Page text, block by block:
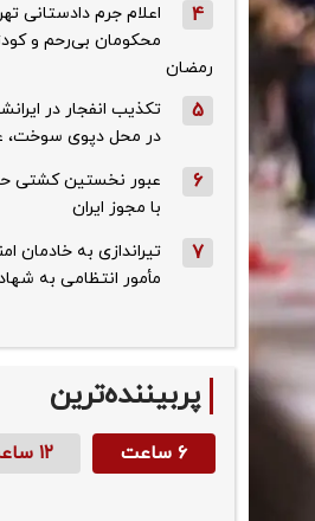
4
اعلام جرم دادستانی
رمضان
5
تکذیب ‌انفجار در
در محل دپوی سوخت،
6
عبور نخستین کشتی
با مجوز ایران
7
تیراندازی به خادمان
مأمور انتظامی به
پربیننده‌ترین
۶ ساعت ۱۲ ساعت